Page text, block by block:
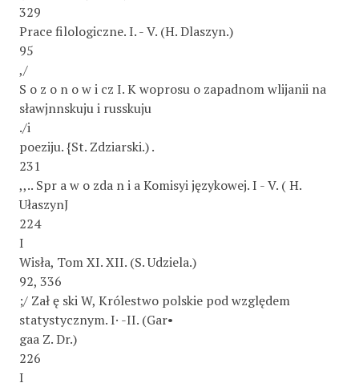
329
Prace filologiczne. I. - V. (H. Dlaszyn.)
95
,/
S o z o n o w i cz I. K woprosu o zapadnom wlijanii na
sławjnnskuju i russkuju
./i
poeziju. {St. Zdziarski.) .
231
,,.. Spr a w o zda n i a Komisyi językowej. I - V. ( H.
UłaszynJ
224
I
Wisła, Tom XI. XII. (S. Udziela.)
92, 336
;/ Zał ę ski W, Królestwo polskie pod względem
statystycznym. I· -II. (Gar•
gaa Z. Dr.)
226
I